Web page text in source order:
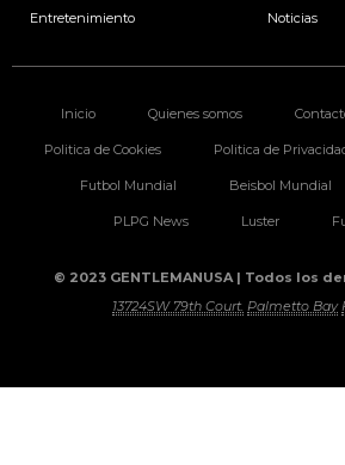
Entretenimiento Noticias
Inicio Quienes somos
Politica de Cookies Politica de
Futbol Mundial Beisbol Mundial
PLPG News Luster
© 2023 GENTLEMANUSA | Todos los
13724SW 79th Court. Palmetto Bay